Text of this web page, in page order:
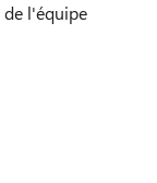
l'équipe